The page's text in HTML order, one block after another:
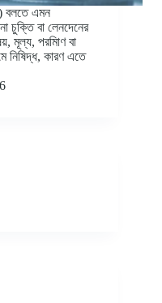
বলতে এমন
চুক্তি বা লেনদেনের
মূল্য, পরমিাণ বা
নিষিদ্ধ, কারণ এতে